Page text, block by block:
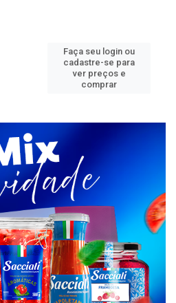
Faça seu login ou
cadastre-se para
ver preços e
comprar